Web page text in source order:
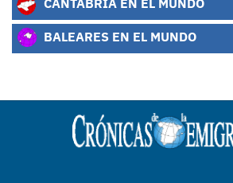
BALEARES EN EL MUNDO